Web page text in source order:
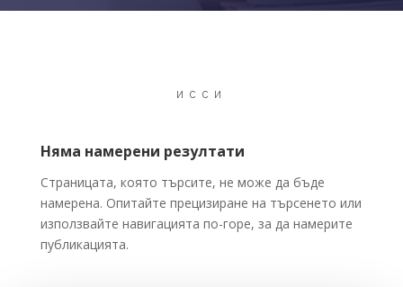
ИССИ
Няма намерени резултати
Страницата, която търсите, не може да бъде
намерена. Опитайте прецизиране на търсенето или
използвайте навигацията по-горе, за да намерите
публикацията.